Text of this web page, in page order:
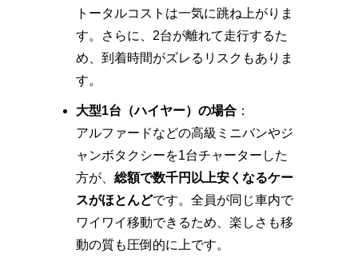
トータルコストは一気に跳ね上がりま
す。さらに、2台が離れて走行するた
め、到着時間がズレるリスクもありま
す。
大型1台（ハイヤー）の場合：
アルファードなどの高級ミニバンやジ
ャンボタクシーを1台チャーターした
方が、 総額で数千円以上安くなるケー
スがほとんどです。全員が同じ車内で
ワイワイ移動できるため、楽しさも移
動の質も圧倒的に上です。